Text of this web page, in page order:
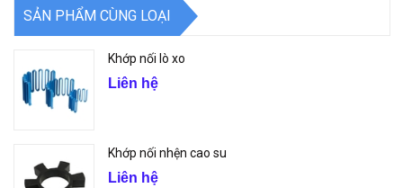
SẢN PHẨM CÙNG LOẠI
Khớp nối lò xo
Liên hệ
Khớp nối nhện cao su
Liên hệ